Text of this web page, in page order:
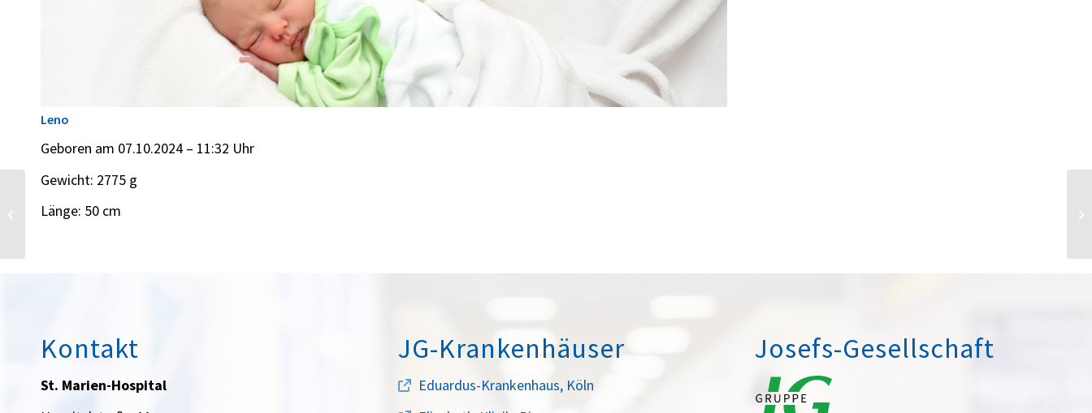
Leno
Geboren am 07.10.2024 – 11:32 Uhr
Gewicht: 2775 g
Länge: 50 cm
Kontakt
St. Marien-Hospital
JG-Krankenhäuser
Eduardus-Krankenhaus, Köln
Josefs-Gesellschaft
Finn